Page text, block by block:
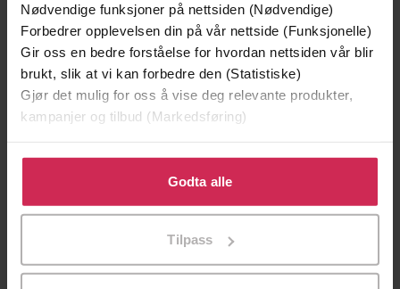
Nødvendige funksjoner på nettsiden (Nødvendige)
Forbedrer opplevelsen din på vår nettside (Funksjonelle)
Gir oss en bedre forståelse for hvordan nettsiden vår blir
brukt, slik at vi kan forbedre den (Statistiske)
Gjør det mulig for oss å vise deg relevante produkter,
kampanjer og tilbud (Markedsføring)
Klikk på «Godta alle» for å gi oss ditt samtykke til å
bruke cookies for alle disse formålene. Du kan også
tilpasse ditt samtykke til spesifikke formål ved å klikke
Godta alle
Tilpass
EBOK LYDBOK